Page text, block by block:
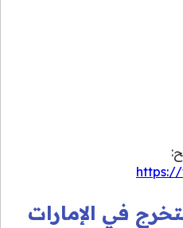
https://
في الإمارات